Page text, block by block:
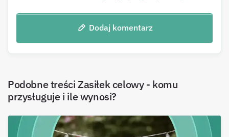
Dodaj komentarz
Podobne treściZasiłek celowy - komu
przysługuje i ile wynosi?